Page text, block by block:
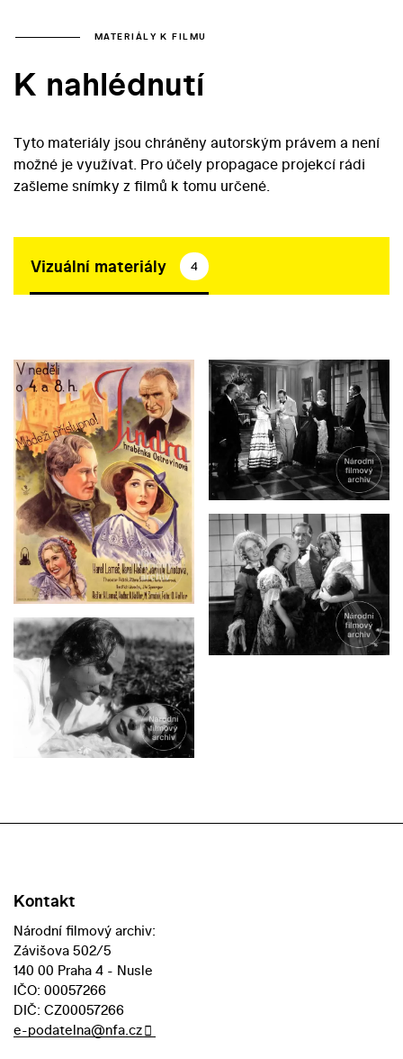
MATERIÁLY K FILMU
K nahlédnutí
Tyto materiály jsou chráněny autorským právem a není
možné je využívat. Pro účely propagace projekcí rádi
zašleme snímky z filmů k tomu určené.
Vizuální materiály 4
Kontakt
Národní filmový archiv:
Závišova 502/5
140 00 Praha 4 - Nusle
IČO: 00057266
DIČ: CZ00057266
e-podatelna@nfa.cz